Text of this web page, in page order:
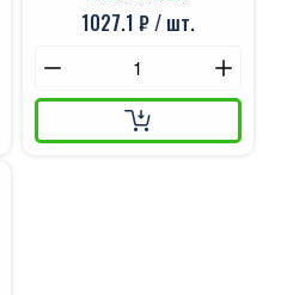
1027.1 ₽ / шт.